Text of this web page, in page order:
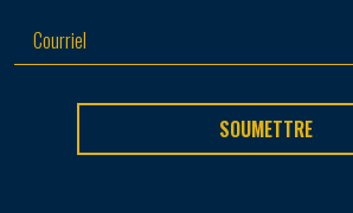
SOUMETTRE